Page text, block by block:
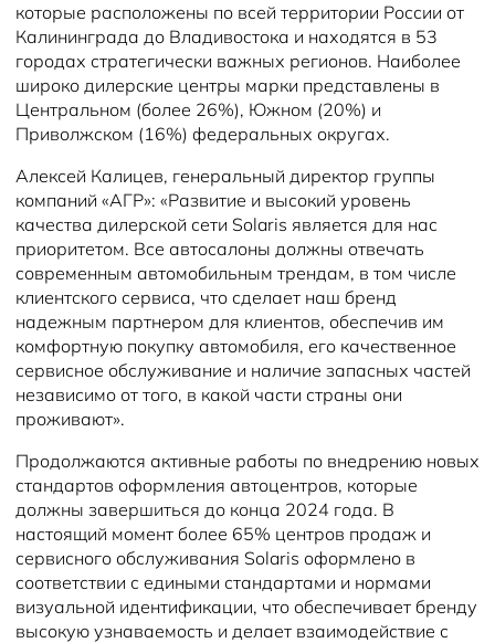
которые расположены по всей территории России от
Калининграда до Владивостока и находятся в 53
городах стратегически важных регионов. Наиболее
широко дилерские центры марки представлены в
Центральном (более 26%), Южном (20%) и
Приволжском (16%) федеральных округах.
Алексей Калицев, генеральный директор группы
компаний «АГР»: «Развитие и высокий уровень
качества дилерской сети Solaris является для нас
приоритетом. Все автосалоны должны отвечать
современным автомобильным трендам, в том числе
клиентского сервиса, что сделает наш бренд
надежным партнером для клиентов, обеспечив им
комфортную покупку автомобиля, его качественное
сервисное обслуживание и наличие запасных частей
независимо от того, в какой части страны они
проживают».
Продолжаются активные работы по внедрению новых
стандартов оформления автоцентров, которые
должны завершиться до конца 2024 года. В
настоящий момент более 65% центров продаж и
сервисного обслуживания Solaris оформлено в
соответствии с едиными стандартами и нормами
визуальной идентификации, что обеспечивает бренду
высокую узнаваемость и делает взаимодействие с